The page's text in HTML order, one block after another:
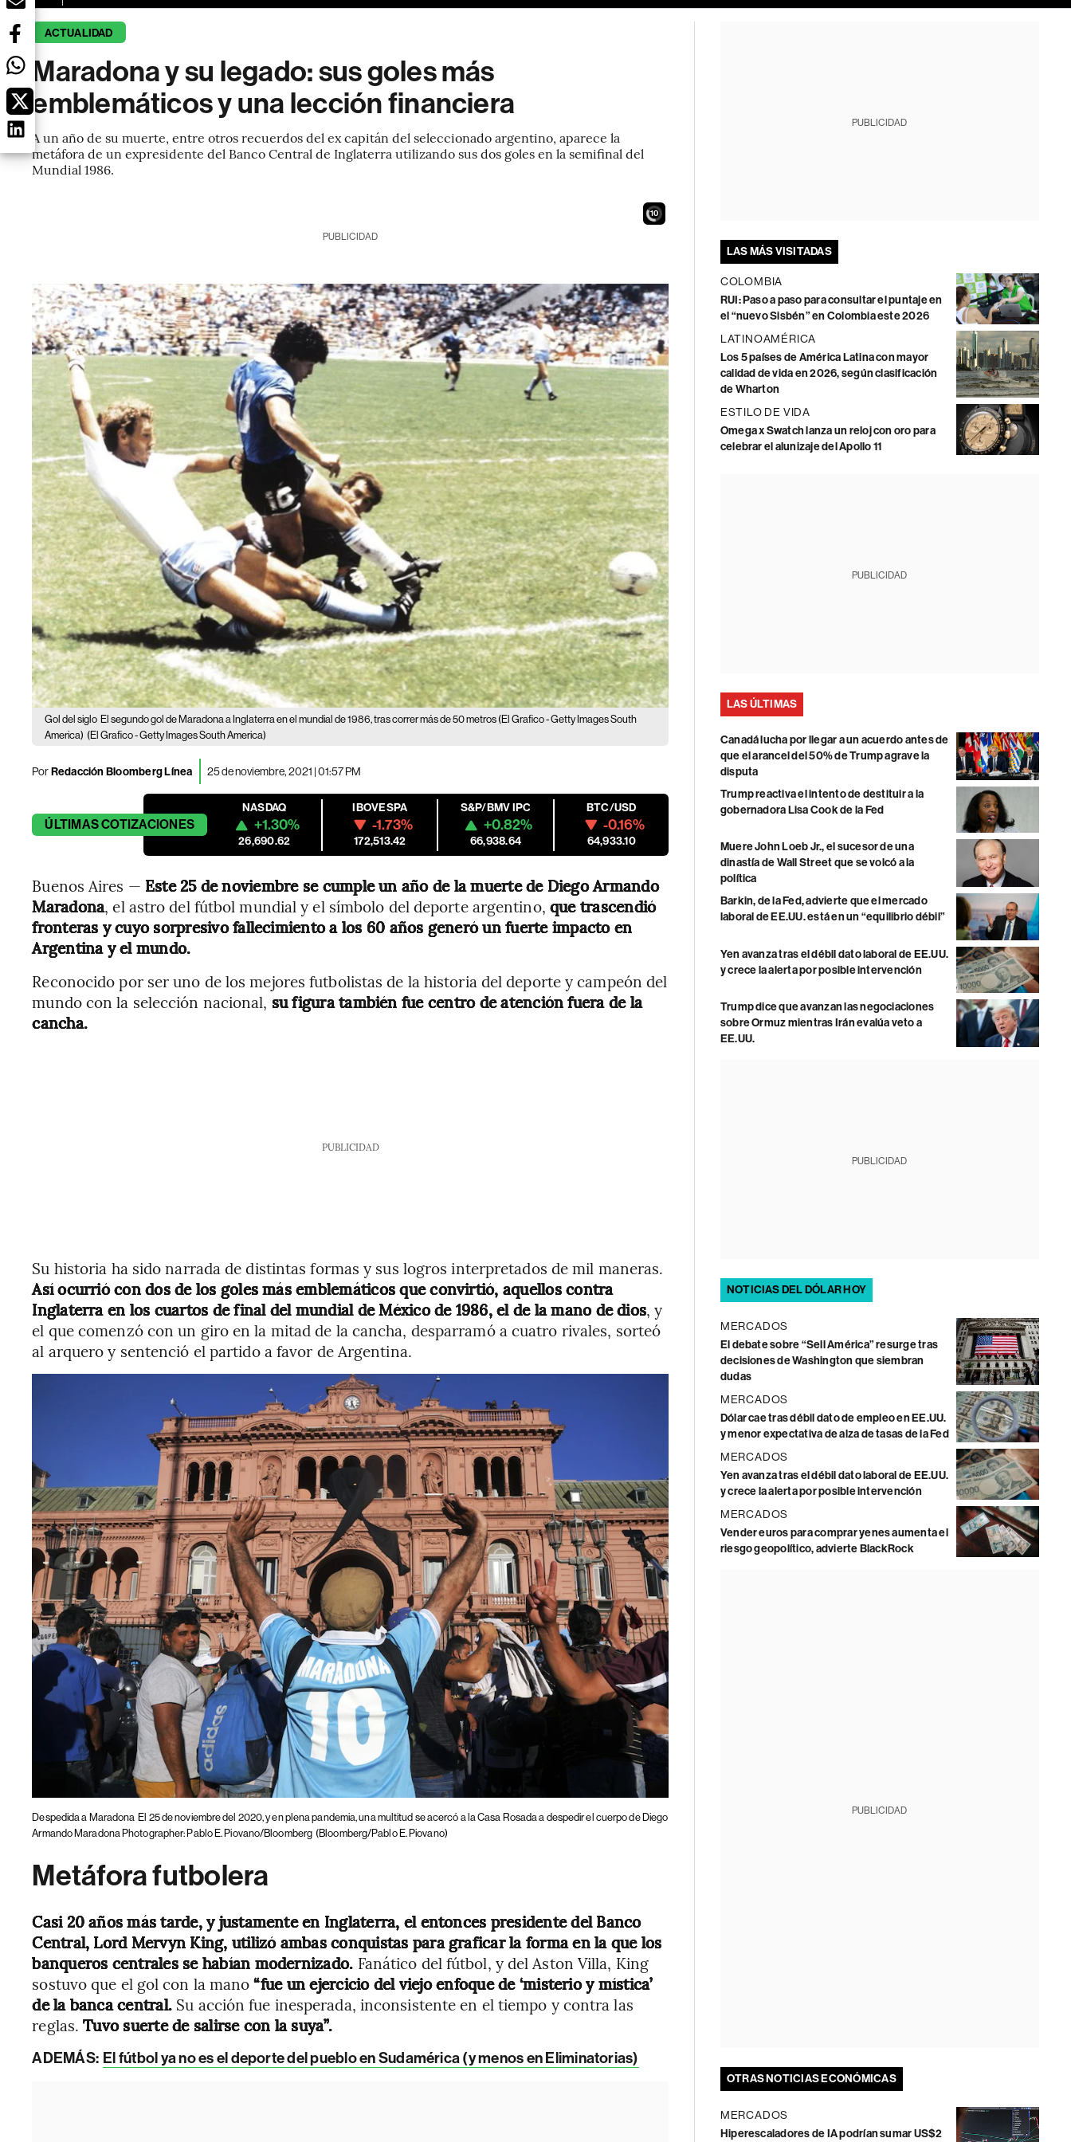
ACTUALIDAD
Maradona y su legado: sus goles más
emblemáticos y una lección financiera
A un año de su muerte, entre otros recuerdos del ex capitán del seleccionado argentino, aparece la
metáfora de un expresidente del Banco Central de Inglaterra utilizando sus dos goles en la semifinal del
Mundial 1986.
9
PUBLICIDAD
Gol del siglo El segundo gol de Maradona a Inglaterra en el mundial de 1986, tras correr más de 50 metros (El Grafico - Getty Images South
America) (El Grafico - Getty Images South America)
PorRedacción Bloomberg Línea 25 de noviembre, 2021 | 01:57 PM
ÚLTIMASCOTIZACIONES
NASDAQ
+1.30%
26,690.62
IBOVESPA
-1.73%
172,513.42
S&P/BMV IPC
+0.82%
66,938.64
BTC/USD
-0.16%
64,933.10
Buenos Aires — Este 25 de noviembre se cumple un año de la muerte de Diego Armando
Maradona, el astro del fútbol mundial y el símbolo del deporte argentino, que trascendió
fronteras y cuyo sorpresivo fallecimiento a los 60 años generó un fuerte impacto en
Argentina y el mundo.
Reconocido por ser uno de los mejores futbolistas de la historia del deporte y campeón del
mundo con la selección nacional, su figura también fue centro de atención fuera de la
cancha.
PUBLICIDAD
Su historia ha sido narrada de distintas formas y sus logros interpretados de mil maneras.
Así ocurrió con dos de los goles más emblemáticos que convirtió, aquellos contra
Inglaterra en los cuartos de final del mundial de México de 1986, el de la mano de dios, y
el que comenzó con un giro en la mitad de la cancha, desparramó a cuatro rivales, sorteó
al arquero y sentenció el partido a favor de Argentina.
Despedida a Maradona El 25 de noviembre del 2020, y en plena pandemia, una multitud se acercó a la Casa Rosada a despedir el cuerpo de Diego
Armando Maradona Photographer: Pablo E. Piovano/Bloomberg (Bloomberg/Pablo E. Piovano)
Metáfora futbolera
Casi 20 años más tarde, y justamente en Inglaterra, el entonces presidente del Banco
Central, Lord Mervyn King, utilizó ambas conquistas para graficar la forma en la que los
banqueros centrales se habían modernizado. Fanático del fútbol, y del Aston Villa, King
sostuvo que el gol con la mano“fue un ejercicio del viejo enfoque de ‘misterio y mística’
de la banca central. Su acción fue inesperada, inconsistente en el tiempo y contra las
reglas. Tuvo suerte de salirse con la suya”.
ADEMÁS: El fútbol ya no es el deporte del pueblo en Sudamérica (y menos en Eliminatorias)
PUBLICIDAD
LAS MÁS VISITADAS
COLOMBIA
RUI: Paso a paso para consultar el puntaje en
el “nuevo Sisbén” en Colombia este 2026
LATINOAMÉRICA
Los 5 países de América Latina con mayor
calidad de vida en 2026, según clasificación
de Wharton
ESTILO DE VIDA
Omega x Swatch lanza un reloj con oro para
celebrar el alunizaje del Apollo 11
PUBLICIDAD
LAS ÚLTIMAS
Canadá lucha por llegar a un acuerdo antes de
que el arancel del 50% de Trump agrave la
disputa
Trump reactiva el intento de destituir a la
gobernadora Lisa Cook de la Fed
Muere John Loeb Jr., el sucesor de una
dinastía de Wall Street que se volcó a la
política
Barkin, de la Fed, advierte que el mercado
laboral de EE.UU. está en un “equilibrio débil”
Yen avanza tras el débil dato laboral de EE.UU.
y crece la alerta por posible intervención
Trump dice que avanzan las negociaciones
sobre Ormuz mientras Irán evalúa veto a
EE.UU.
PUBLICIDAD
NOTICIAS DEL DÓLAR HOY
MERCADOS
El debate sobre “Sell América” resurge tras
decisiones de Washington que siembran
dudas
MERCADOS
Dólar cae tras débil dato de empleo en EE.UU.
y menor expectativa de alza de tasas de la Fed
MERCADOS
Yen avanza tras el débil dato laboral de EE.UU.
y crece la alerta por posible intervención
MERCADOS
Vender euros para comprar yenes aumenta el
riesgo geopolítico, advierte BlackRock
PUBLICIDAD
OTRAS NOTICIAS ECONÓMICAS
MERCADOS
Hiperescaladores de IA podrían sumar US$2